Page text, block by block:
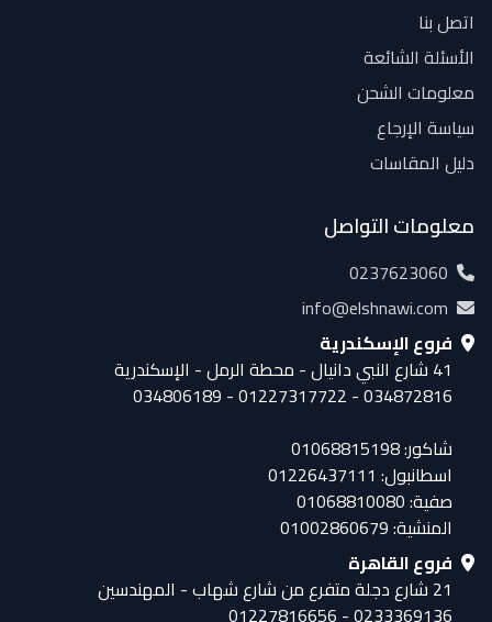
اتصل بنا
الأسئلة الشائعة
معلومات الشحن
سياسة الإرجاع
دليل المقاسات
معلومات التواصل
0237623060
info@elshnawi.com
فروع الإسكندرية
41 شارع النبي دانيال - محطة الرمل - الإسكندرية
034872816 - 01227317722 - 034806189
شاكور: 01068815198
اسطانبول: 01226437111
صفية: 01068810080
المنشية: 01002860679
فروع القاهرة
21 شارع دجلة متفرع من شارع شهاب - المهندسين
0233369136 - 01227816656